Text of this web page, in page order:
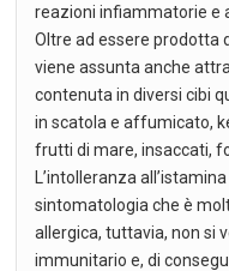
reazioni infiammatorie e
Oltre ad essere prodotta
viene assunta anche
contenuta in diversi cibi
in scatola e affumicato,
frutti di mare, insaccati,
L’intolleranza
sintomatologia che è
allergica, tuttavia, non si
immunitario e, di